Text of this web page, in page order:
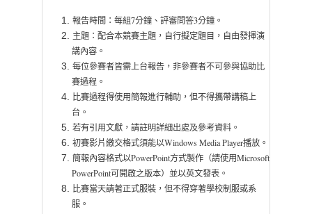
報告時間：每組7分鐘、評審問答3分鐘。
主題：配合本競賽主題，自行擬定題目，自由發揮演
講內容。
每位參賽者皆需上台報告，非參賽者不可參與協助比
賽過程。
比賽過程得使用簡報進行輔助，但不得攜帶講稿上
台。
若有引用文獻，請註明詳細出處及參考資料。
初賽影片繳交格式須能以Windows Media Player播放。
簡報內容格式以PowerPoint方式製作（請使用Microsoft
PowerPoint可開啟之版本）並以英文發表。
比賽當天請著正式服裝，但不得穿著學校制服或系
服。